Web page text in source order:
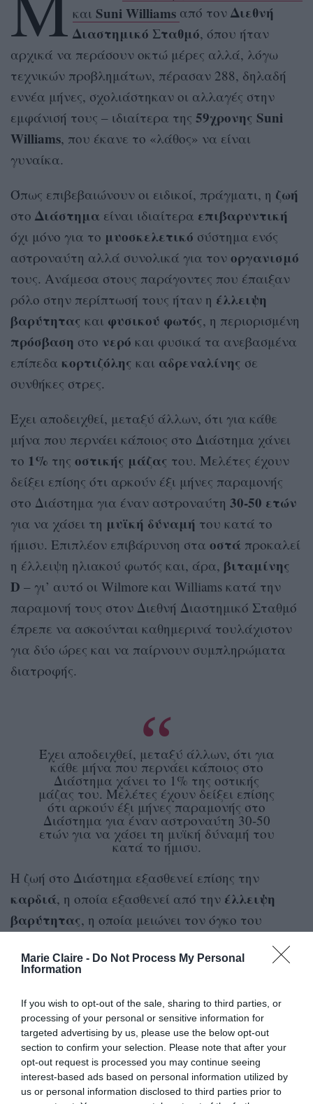
Marie Claire - Do Not Process My Personal
Information
If you wish to opt-out of the sale, sharing to third parties, or
processing of your personal or sensitive information for
targeted advertising by us, please use the below opt-out
section to confirm your selection. Please note that after your
opt-out request is processed you may continue seeing
interest-based ads based on personal information utilized by
us or personal information disclosed to third parties prior to
και Suni Williams από τον Διεθνή
Διαστημικό Σταθμό, όπου ήταν
αρχικά να περάσουν οκτώ μέρες αλλά, λόγω
τεχνικών προβλημάτων, πέρασαν 288, δηλαδή
εννέα μήνες, σχολιάστηκαν οι αλλαγές στην
εμφάνισή τους – ιδιαίτερα της 59χρονης Suni
Williams, που έκανε το «λάθος» να είναι
γυναίκα.
Όπως επιβεβαιώνουν οι ειδικοί, πράγματι, η ζωή
στο Διάστημα είναι ιδιαίτερα επιβαρυντική
όχι μόνο για το μυοσκελετικό σύστημα ενός
αστροναύτη αλλά συνολικά για τον οργανισμό
τους. Ανάμεσα στους παράγοντες που έπαιξαν
ρόλο στην περίπτωσή τους ήταν η έλλειψη
βαρύτητας και φυσικού φωτός, η περιορισμένη
πρόσβαση στο νερό και φυσικά τα ανεβασμένα
επίπεδα κορτιζόλης και αδρεναλίνης σε
συνθήκες στρες.
Έχει αποδειχθεί, μεταξύ άλλων, ότι για κάθε
μήνα που περνάει κάποιος στο Διάστημα χάνει
το 1% της οστικής μάζας του. Μελέτες έχουν
δείξει επίσης ότι αρκούν έξι μήνες παραμονής
στο Διάστημα για έναν αστροναύτη 30-50 ετών
για να χάσει τη μυϊκή δύναμή του κατά το
ήμισυ. Επιπλέον επιβάρυνση στα οστά προκαλεί
η έλλειψη ηλιακού φωτός και, άρα, βιταμίνης
D – γι’ αυτό οι Wilmore και Williams κατά την
παραμονή τους στον Διεθνή Διαστημικό Σταθμό
έπρεπε να ασκούνται καθημερινά τουλάχιστον
για δύο ώρες και να παίρνουν συμπληρώματα
διατροφής.
Έχει αποδειχθεί, μεταξύ άλλων, ότι για
κάθε μήνα που περνάει κάποιος στο
Διάστημα χάνει το 1% της οστικής
μάζας του. Μελέτες έχουν δείξει επίσης
ότι αρκούν έξι μήνες παραμονής στο
Διάστημα για έναν αστροναύτη 30-50
ετών για να χάσει τη μυϊκή δύναμή του
κατά το ήμισυ.
Η ζωή στο Διάστημα εξασθενεί επίσης την
καρδιά, η οποία εξασθενεί από την έλλειψη
βαρύτητας, η οποία μειώνει τον όγκο του
επιβραδύνοντάς την. Έτσι, οι καρδιακές
κοινές ανάμεσα στους αστροναύτες.
Άλλες συνέπειες είναι ηκατακράτηση υγρών
και ηαπώλεια μάζαςστα άνω και κάτω άκρα.
Μπορεί επίσης κάποιος να χάσει βάρος από τη